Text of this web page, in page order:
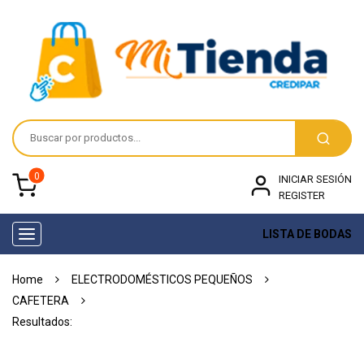
0
INICIAR SESIÓN
REGISTER
Toggle
navigation
LISTA DE BODAS
Home
ELECTRODOMÉSTICOS PEQUEÑOS
CAFETERA